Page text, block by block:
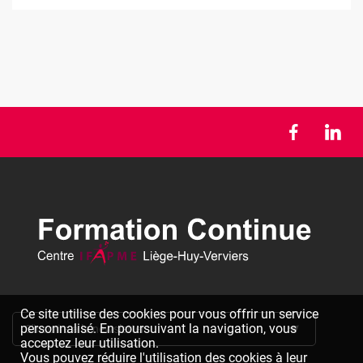
Ce site utilise des cookies pour vous offrir un service
personnalisé. En poursuivant la navigation, vous
acceptez leur utilisation.
Vous pouvez réduire l'utilisation des cookies à leur
S'inscrire à la newsletter